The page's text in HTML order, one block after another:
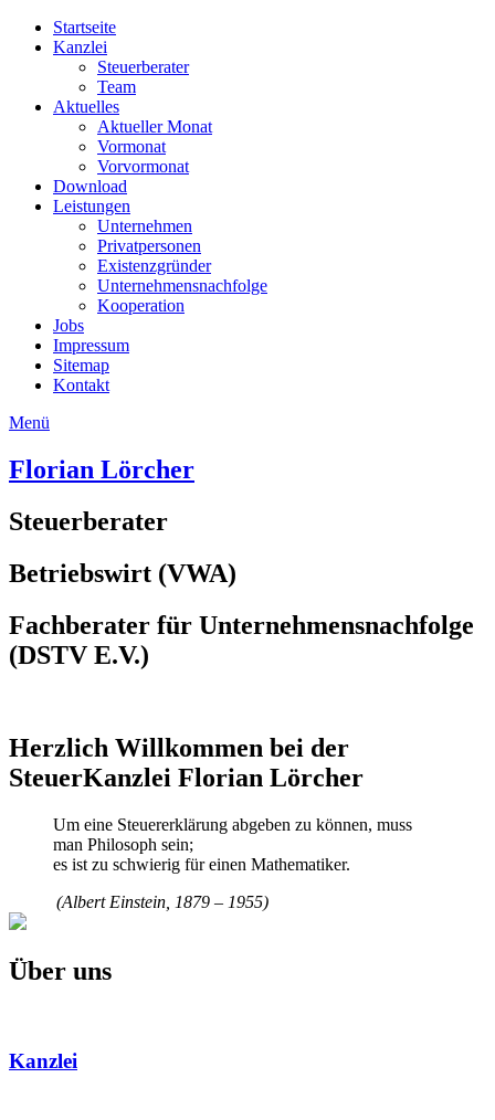
Startseite
Kanzlei
Steuerberater
Team
Aktuelles
Aktueller Monat
Vormonat
Vorvormonat
Download
Leistungen
Unternehmen
Privatpersonen
Existenzgründer
Unternehmensnachfolge
Kooperation
Jobs
Impressum
Sitemap
Kontakt
Menü
Florian Lörcher
Steuerberater
Betriebswirt (VWA)
Fachberater für Unternehmensnachfolge
(DSTV E.V.)
Herzlich Willkommen bei der
SteuerKanzlei Florian Lörcher
Um eine Steuererklärung abgeben zu können, muss
man Philosoph sein;
es ist zu schwierig für einen Mathematiker.
(Albert Einstein, 1879 – 1955)
Über uns
Kanzlei